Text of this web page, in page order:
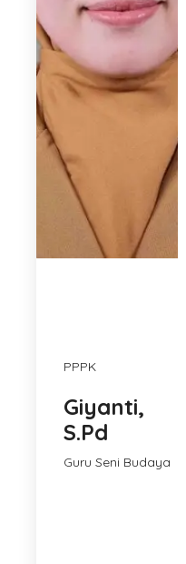
PPPK
Giyanti,
S.Pd
Guru Seni Budaya